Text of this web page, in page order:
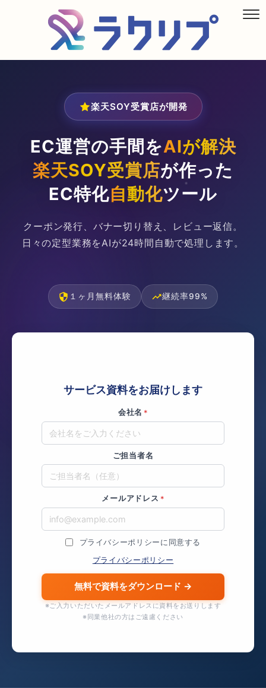
楽天SOY受賞店が開発
EC運営の手間をAIが解決
楽天SOY受賞店が作った
EC特化自動化ツール
クーポン発行、バナー切り替え、レビュー返信。
日々の定型業務をAIが24時間自動で処理します。
１ヶ月無料体験 継続率99%
サービス資料をお届けします
会社名 *
ご担当者名
メールアドレス *
プライバシーポリシーに同意する
プライバシーポリシー
※ご入力いただいたメールアドレスに資料をお送りします
※同業他社の方はご遠慮ください